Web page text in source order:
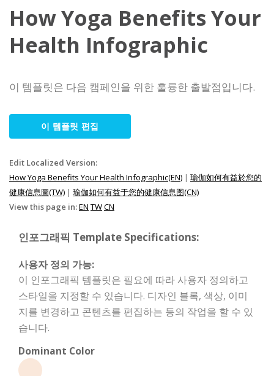
How Yoga Benefits Your
Health Infographic
이 템플릿은 다음 캠페인을 위한 훌륭한 출발점입니다.
이 템플릿 편집
Edit Localized Version:
How Yoga Benefits Your Health Infographic(EN) | 瑜伽如何有益於您的
健康信息圖(TW) | 瑜伽如何有益于您的健康信息图(CN)
View this page in:EN TWCN
인포그래픽 Template Specifications:
사용자 정의 가능:
이 인포그래픽 템플릿은 필요에 따라 사용자 정의하고
스타일을 지정할 수 있습니다. 디자인 블록, 색상, 이미
지를 변경하고 콘텐츠를 편집하는 등의 작업을 할 수 있
습니다.
Dominant Color